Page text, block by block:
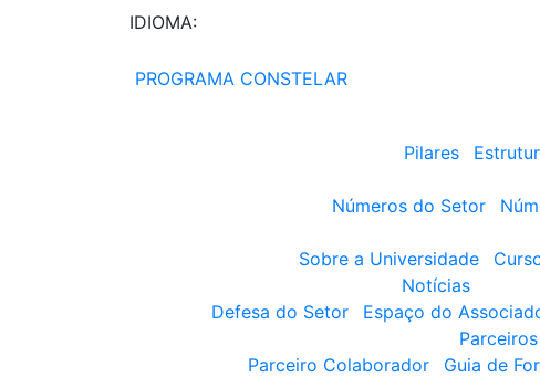
IDIOMA:
PROGRAMA CONSTELAR
Pilares
Números do Setor
Sobre a Universidade
Notícias
Defesa do Setor
Espaço do
Parceiros
Parceiro Colaborador
Guia de